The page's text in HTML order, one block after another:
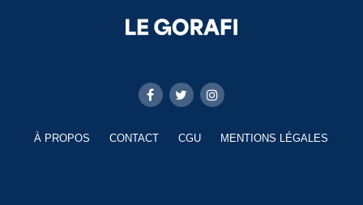
À PROPOS CONTACT CGU MENTIONS LÉGALES